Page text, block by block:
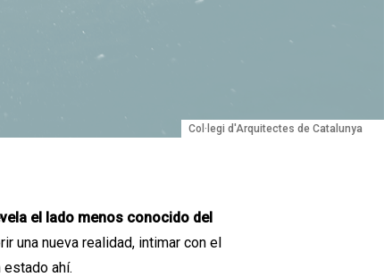
Col·legi d'Arquitectes de Catalunya
el lado menos conocido del
una nueva realidad, intimar con el
ahí.